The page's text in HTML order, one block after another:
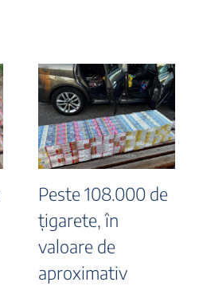
Peste 108.000 de
țigarete, în
valoare de
aproximativ